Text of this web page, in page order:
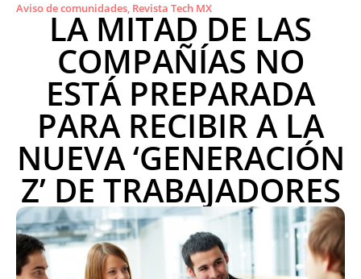
Aviso de comunidades, Revista Tech MX
LA MITAD DE LAS
COMPAÑÍAS NO
ESTÁ PREPARADA
PARA RECIBIR A LA
NUEVA ‘GENERACIÓN
Z’ DE TRABAJADORES